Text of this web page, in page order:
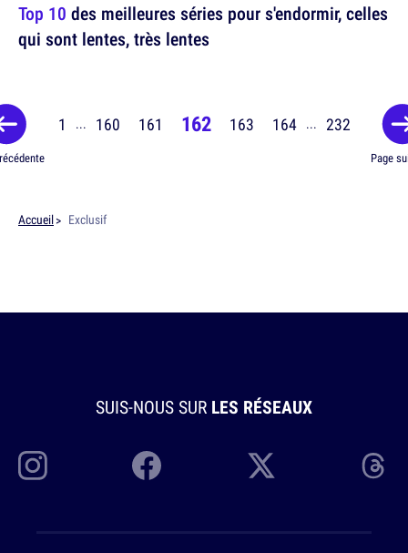
Top 10 des meilleures séries pour s'endormir, celles
qui sont lentes, très lentes
1 ... 160 161 162 163 164 ... 232
Page
Accueil Exclusif
SUIS-NOUS SUR LES RÉSEAUX